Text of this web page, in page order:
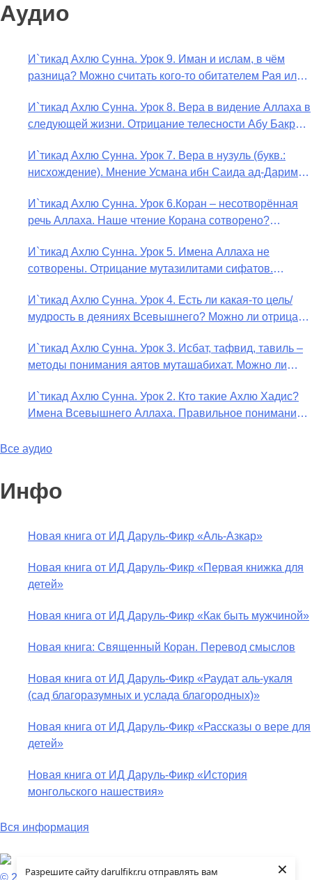
Разрешите сайту darulfikr.ru отправлять вам
×
Аудио
И`тикад Ахлю Сунна. Урок 9. Иман и ислам, в чём
разница? Можно считать кого-то обитателем Рая или
И`тикад Ахлю Сунна. Урок 8. Вера в видение Аллаха в
следующей жизни. Отрицание телесности Абу Бакром
ибн Саида ад-Дарими. Иман – это слова, дела и
познание
И`тикад Ахлю Сунна. Урок 7. Вера в нузуль (букв.:
нисхождение). Мнение Усмана ибн Саида ад-Дарими
описывается физическим движением?
И`тикад Ахлю Сунна. Урок 6.Коран – несотворённая
речь Аллаха. Наше чтение Корана сотворено?
И`тикад Ахлю Сунна. Урок 5. Имена Аллаха не
сотворены. Отрицание мутазилитами сифатов.
И`тикад Ахлю Сунна. Урок 4. Есть ли какая-то цель/
мудрость в деяниях Всевышнего? Можно ли отрицать
не пришло в Коране и Сунне? Концепция ибн
Таймийи
И`тикад Ахлю Сунна. Урок 3. Исбат, тафвид, тавиль –
методы понимания аятов муташабихат. Можно ли
Что означает утверждение сифата «биля кейфа» (без
образа)?
И`тикад Ахлю Сунна. Урок 2. Кто такие Ахлю Хадис?
Имена Всевышнего Аллаха. Правильное понимание
Все аудио
Инфо
Новая книга от ИД Даруль-Фикр «Аль-Азкар»
Новая книга от ИД Даруль-Фикр «Первая книжка для
детей»
Новая книга от ИД Даруль-Фикр «Как быть мужчиной»
Новая книга: Священный Коран. Перевод смыслов
Новая книга от ИД Даруль-Фикр «Раудат аль-укаля
(cад благоразумных и услада благородных)»
Новая книга от ИД Даруль-Фикр «Рассказы о вере для
детей»
Новая книга от ИД Даруль-Фикр «История
монгольского нашествия»
Вся информация